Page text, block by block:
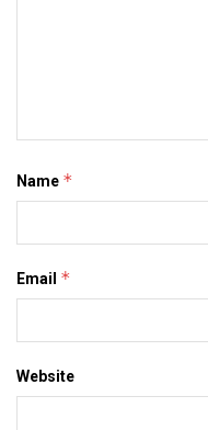
Name *
Email *
Website